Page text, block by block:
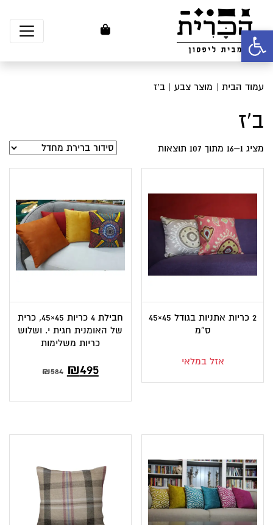
פתח סרגל נגישות
עמוד הבית | מוצר צבע | ב'ז
ב'ז
מציג 1–16 מתוך 107 תוצאות
2 כריות אתניות בגודל 45×45
ס”מ
אזל במלאי
חבילת 4 כריות 45×45, כרית
של האומנית חגית י. ושלוש
כריות משלימות
₪584 המחיר
₪584.
₪495המחיר
₪495.